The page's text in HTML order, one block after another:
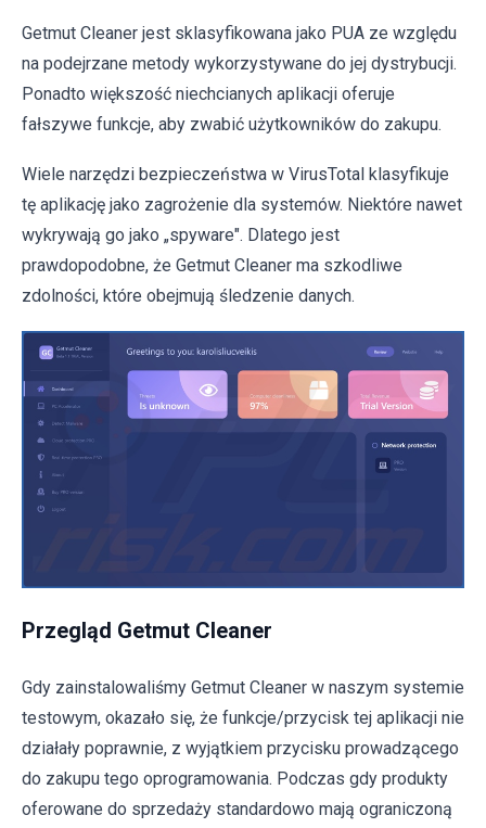
Getmut Cleaner jest sklasyfikowana jako PUA ze względu
na podejrzane metody wykorzystywane do jej dystrybucji.
Ponadto większość niechcianych aplikacji oferuje
fałszywe funkcje, aby zwabić użytkowników do zakupu.
Wiele narzędzi bezpieczeństwa w VirusTotal klasyfikuje
tę aplikację jako zagrożenie dla systemów. Niektóre nawet
wykrywają go jako „spyware". Dlatego jest
prawdopodobne, że Getmut Cleaner ma szkodliwe
zdolności, które obejmują śledzenie danych.
Przegląd Getmut Cleaner
Gdy zainstalowaliśmy Getmut Cleaner w naszym systemie
testowym, okazało się, że funkcje/przycisk tej aplikacji nie
działały poprawnie, z wyjątkiem przycisku prowadzącego
do zakupu tego oprogramowania. Podczas gdy produkty
oferowane do sprzedaży standardowo mają ograniczoną